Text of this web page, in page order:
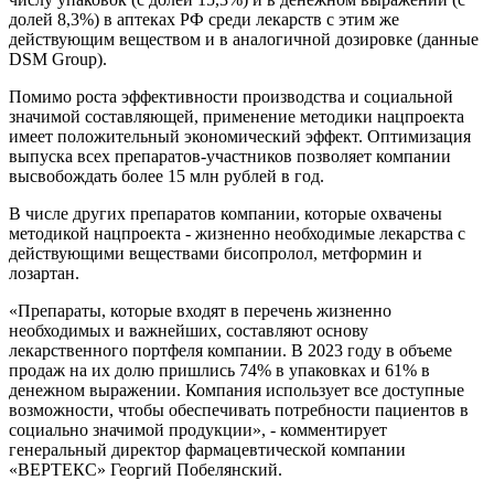
долей 8,3%) в аптеках РФ среди лекарств с этим же
действующим веществом и в аналогичной дозировке (данные
DSM Group).
Помимо роста эффективности производства и социальной
значимой составляющей, применение методики нацпроекта
имеет положительный экономический эффект. Оптимизация
выпуска всех препаратов-участников позволяет компании
высвобождать более 15 млн рублей в год.
В числе других препаратов компании, которые охвачены
методикой нацпроекта - жизненно необходимые лекарства с
действующими веществами бисопролол, метформин и
лозартан.
«Препараты, которые входят в перечень жизненно
необходимых и важнейших, составляют основу
лекарственного портфеля компании. В 2023 году в объеме
продаж на их долю пришлись 74% в упаковках и 61% в
денежном выражении. Компания использует все доступные
возможности, чтобы обеспечивать потребности пациентов в
социально значимой продукции», - комментирует
генеральный директор фармацевтической компании
«ВЕРТЕКС» Георгий Побелянский.